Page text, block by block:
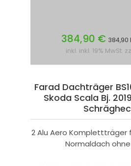
384,90 € 384,90
inkl. inkl. 19% MwSt.
Farad Dachträger
Skoda Scala Bj.
2 Alu Aero Komplettträger
Normaldach ohne